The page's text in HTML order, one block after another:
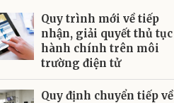
Quy trình mới về tiếp
nhận, giải quyết thủ tục
hành chính trên môi
trường điện tử
Quy định chuyển tiếp về